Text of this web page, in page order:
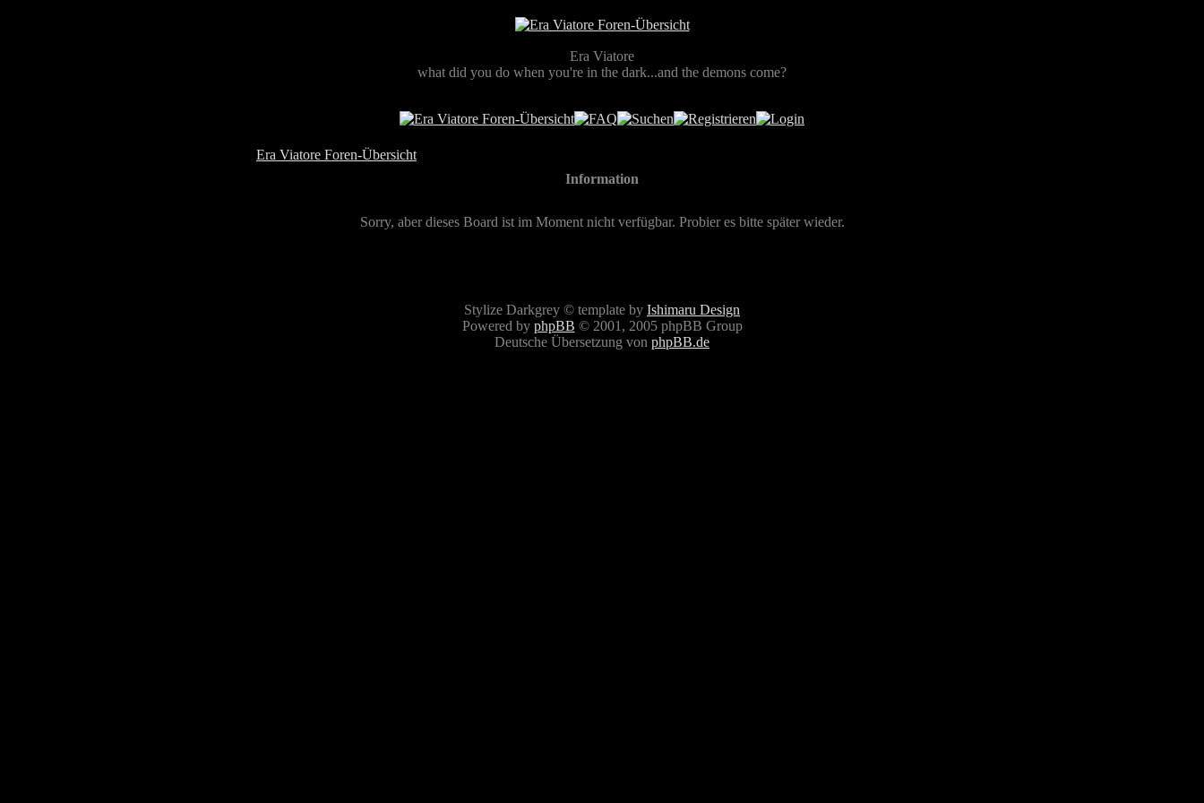
Era Viatore
what did you do when you're in the dark...and the demons come?
Era Viatore Foren-Übersicht
Information
Sorry, aber dieses Board ist im Moment nicht verfügbar. Probier es bitte später wieder.
Stylize Darkgrey © template by Ishimaru Design
Powered by phpBB © 2001, 2005 phpBB Group
Deutsche Übersetzung von phpBB.de